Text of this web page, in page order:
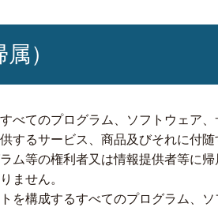
）
べてのプログラム、ソフトウェア
するサービス、商品及びそれに付
ム等の権利者又は情報提供者等に
ません。
を構成するすべてのプログラム、